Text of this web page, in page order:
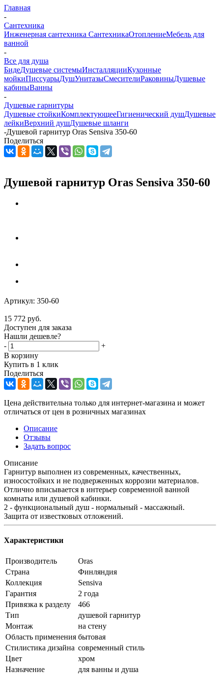
Главная
-
Сантехника
Инженерная сантехника СантехникаОтоплениеМебель для
ванной
-
Все для душа
БидеДушевые системыИнсталляцииКухонные
мойкиПиссуарыДушУнитазыСмесителиРаковиныДушевые
кабиныВанны
-
Душевые гарнитуры
Душевые стойкиКомплектующееГигиенический душДушевые
лейкиВерхний душДушевые шланги
-Душевой гарнитур Oras Sensiva 350-60
Поделиться
Душевой гарнитур Oras Sensiva 350-60
Артикул: 350-60
15 772 руб.
Доступен для заказа
Нашли дешевле?
-
+
В корзину
Купить в 1 клик
Поделиться
Цена действительна только для интернет-магазина и может
отличаться от цен в розничных магазинах
Описание
Отзывы
Задать вопрос
Описание
Гарнитур выполнен из современных, качественных,
износостойких и не подверженных коррозии материалов.
Отлично вписывается в интерьер современной ванной
комнаты или душевой кабинки.
2 - функциональный душ - нормальный - массажный.
Защита от известковых отложений.
Характеристики
Производитель
Oras
Страна
Финляндия
Коллекция
Sensiva
Гарантия
2 года
Привязка к разделу
466
Тип
душевой гарнитур
Монтаж
на стену
Область применения бытовая
Стилистика дизайна современный стиль
Цвет
хром
Назначение
для ванны и душа